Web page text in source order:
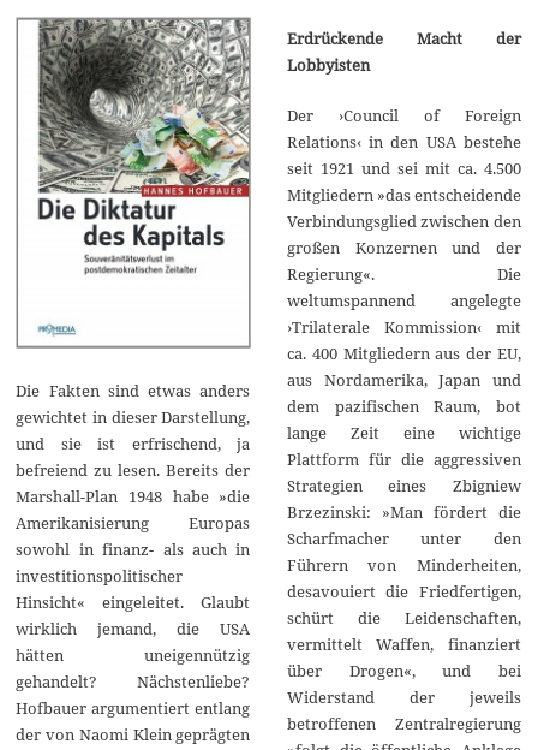
Die Fakten sind etwas anders
gewichtet in dieser Darstellung,
und sie ist erfrischend, ja
befreiend zu lesen. Bereits der
Marshall-Plan 1948 habe »die
Amerikanisierung Europas
sowohl in finanz- als auch in
investitionspolitischer
Hinsicht« eingeleitet. Glaubt
wirklich jemand, die USA
hätten uneigennützig
gehandelt? Nächstenliebe?
Hofbauer argumentiert entlang
der von Naomi Klein geprägten
Erdrückende Macht der
Lobbyisten
Der ›Council of Foreign
Relations‹ in den USA bestehe
seit 1921 und sei mit ca. 4.500
Mitgliedern »das entscheidende
Verbindungsglied zwischen den
großen Konzernen und der
Regierung«. Die
weltumspannend angelegte
›Trilaterale Kommission‹ mit
ca. 400 Mitgliedern aus der EU,
aus Nordamerika, Japan und
dem pazifischen Raum, bot
lange Zeit eine wichtige
Plattform für die aggressiven
Strategien eines Zbigniew
Brzezinski: »Man fördert die
Scharfmacher unter den
Führern von Minderheiten,
desavouiert die Friedfertigen,
schürt die Leidenschaften,
vermittelt Waffen, finanziert
über Drogen«, und bei
Widerstand der jeweils
betroffenen Zentralregierung